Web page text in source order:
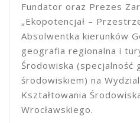
Fundator oraz Prezes
„Ekopotencjał –
Absolwentka kierunków
geografia regionalna i
Środowiska (specjalność
środowiskiem) na
Kształtowania
Wrocławskiego.